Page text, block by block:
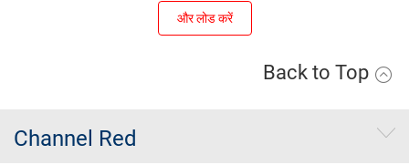
और लोड करें
Back to Top
Channel Red